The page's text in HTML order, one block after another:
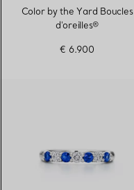
Color by the Yard Boucles
d'oreilles®
€ 6.900